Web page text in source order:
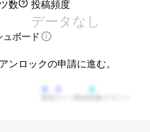
数 投稿頻度
データなし
ボード
ンロックの申請に進む。